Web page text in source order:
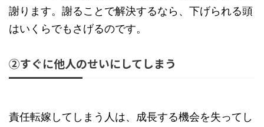
謝ります。謝ることで解決するなら、下げられる頭
はいくらでもさげるのです。
②すぐに他人のせいにしてしまう
責任転嫁してしまう人は、成長する機会を失ってし